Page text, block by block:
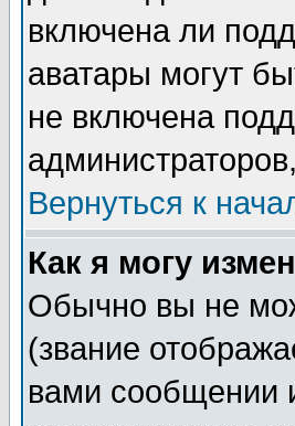
включена ли
аватары могут
не включена
Вернуться к
Как я могу
Обычно вы не
(звание
вами сообщении